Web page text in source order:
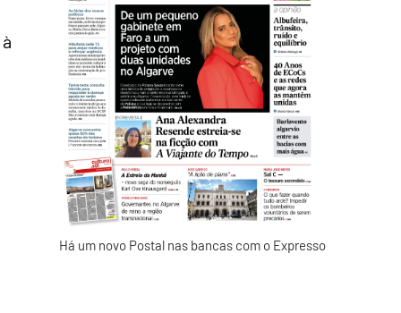
Há um novo Postal nas bancas com o Expresso